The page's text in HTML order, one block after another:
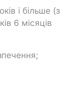
і більше (з
6 місяців